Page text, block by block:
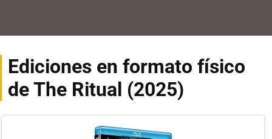
Ediciones en formato físico
de The Ritual (2025)